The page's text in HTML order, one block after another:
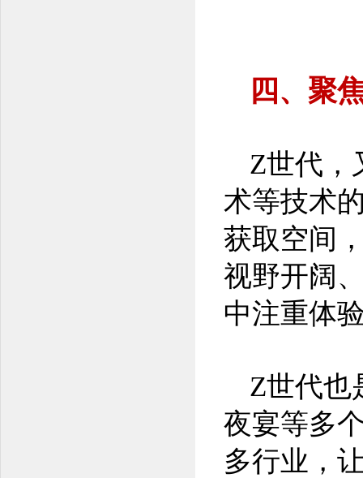
四、聚
Z世代，
术等技术
获取空间
视野开阔
中注重体
Z世代也
夜宴等多
多行业，